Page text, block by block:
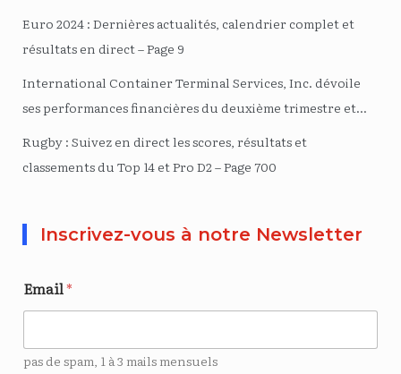
Euro 2024 : Dernières actualités, calendrier complet et
résultats en direct – Page 9
International Container Terminal Services, Inc. dévoile
ses performances financières du deuxième trimestre et…
Rugby : Suivez en direct les scores, résultats et
classements du Top 14 et Pro D2 – Page 700
Inscrivez-vous à notre Newsletter
Email*
pas de spam, 1 à 3 mails mensuels